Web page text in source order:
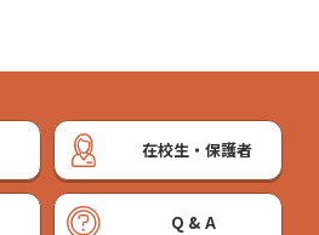
在校生・保護者
Q&A